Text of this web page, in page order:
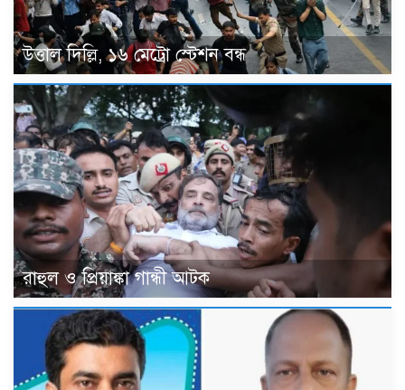
উত্তাল দিল্লি, ১৬ মেট্রো স্টেশন বন্ধ
রাহুল ও প্রিয়াঙ্কা গান্ধী আটক